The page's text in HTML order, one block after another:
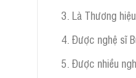
Là Thương
Được nghệ sĩ
Được nhiều